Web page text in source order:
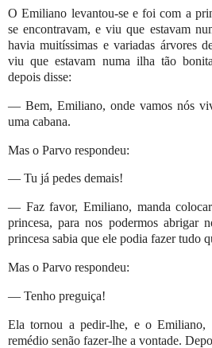
O Emiliano levantou-se e foi com a
se encontravam, e viu que estavam
havia muitíssimas e variadas árvores
viu que estavam numa ilha tão
depois disse:
— Bem, Emiliano, onde vamos nós
uma cabana.
Mas o Parvo respondeu:
— Tu já pedes demais!
— Faz favor, Emiliano, manda
princesa, para nos podermos abrigar
princesa sabia que ele podia fazer tudo
Mas o Parvo respondeu:
— Tenho preguiça!
Ela tornou a pedir-lhe, e o Emiliano,
remédio senão fazer-lhe a vontade.